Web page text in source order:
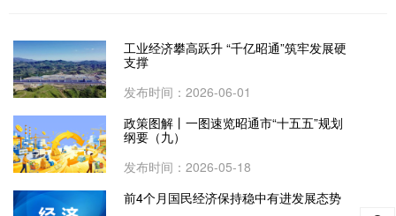
工业经济攀高跃升 “千亿昭通”筑牢发展硬
支撑
发布时间：2026-06-01
政策图解丨一图速览昭通市“十五五”规划
纲要（九）
发布时间：2026-05-18
前4个月国民经济保持稳中有进发展态势